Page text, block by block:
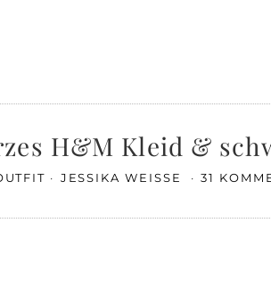
H&M Kleid &
JESSIKA WEISSE 31